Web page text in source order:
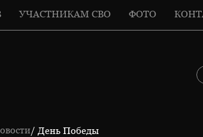
УЧАСТНИКАМ СВО ФОТО
/ День Победы